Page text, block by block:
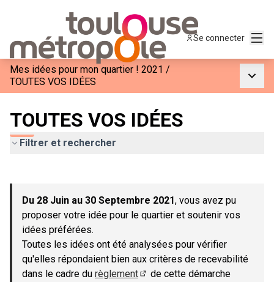
Se connecter
Mes idées pour mon quartier ! 2021 /
TOUTES VOS IDÉES
TOUTES VOS IDÉES
Filtrer et rechercher
−
Du 28 Juin au 30 Septembre 2021, vous avez pu
proposer votre idée pour le quartier et soutenir vos
idées préférées.
Toutes les idées ont été analysées pour vérifier
qu'elles répondaient bien aux critères de recevabilité
dans le cadre du règlement
de cette démarche